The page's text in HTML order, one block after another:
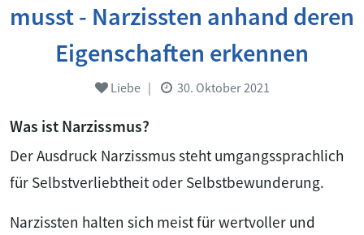
musst - Narzissten anhand deren
Eigenschaften erkennen
Liebe| 30. Oktober 2021
Was ist Narzissmus?
Der Ausdruck Narzissmus steht umgangssprachlich
für Selbstverliebtheit oder Selbstbewunderung.
Narzissten halten sich meist für wertvoller und